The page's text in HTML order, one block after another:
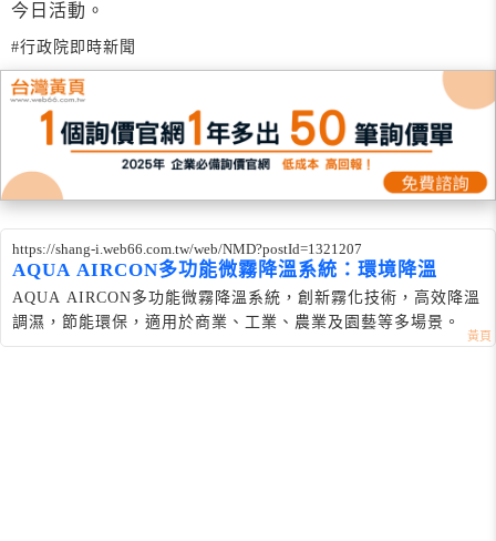
今日活動。
#行政院即時新聞
https://shang-i.web66.com.tw/web/NMD?postId=1321207
AQUA AIRCON多功能微霧降溫系統：環境降溫
AQUA AIRCON多功能微霧降溫系統，創新霧化技術，高效降溫
調濕，節能環保，適用於商業、工業、農業及園藝等多場景。